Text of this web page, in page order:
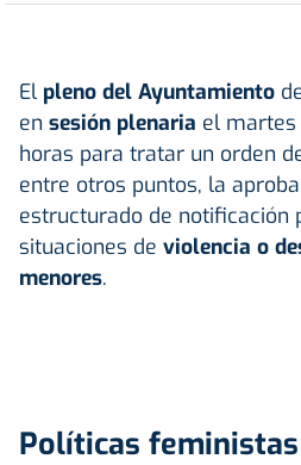
El pleno del Ayuntamiento
en sesión plenaria el martes
horas para tratar un orden
entre otros puntos, la
estructurado de notificación
situaciones de violencia o
menores.
Políticas feministas